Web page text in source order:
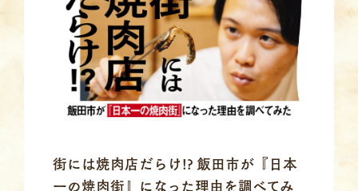
街には焼肉店だらけ!? 飯田市が『日本
一の焼肉街』になった理由を調べてみ